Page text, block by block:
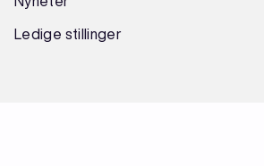
Ledige stillinger